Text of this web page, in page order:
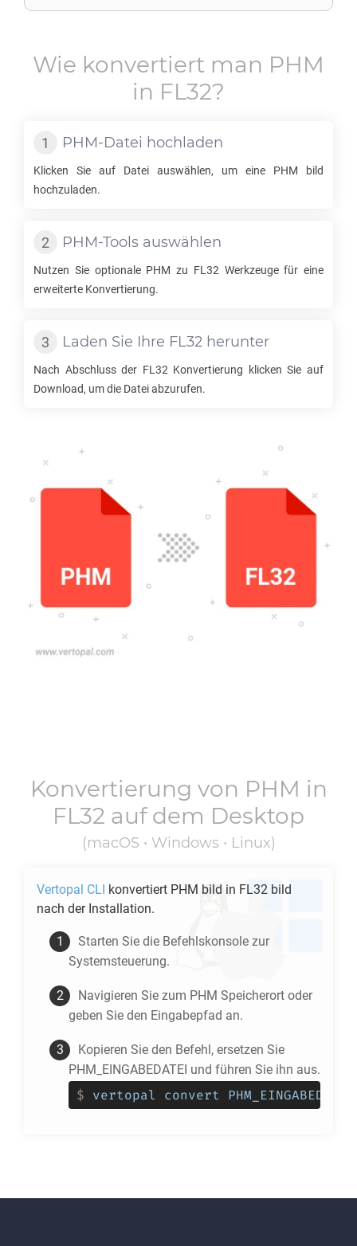
Wie konvertiert man PHM
in FL32?
PHM-Datei hochladen
Klicken Sie auf Datei auswählen, um eine PHM bild
hochzuladen.
PHM-Tools auswählen
Nutzen Sie optionale PHM zu FL32 Werkzeuge für eine
erweiterte Konvertierung.
Laden Sie Ihre FL32 herunter
Nach Abschluss der FL32 Konvertierung klicken Sie auf
Download, um die Datei abzurufen.
Konvertierung von PHM in
FL32 auf dem Desktop
(macOS • Windows • Linux)
Vertopal CLI konvertiert PHM bild in FL32 bild
nach der Installation.
Starten Sie die Befehlskonsole zur
Systemsteuerung.
Navigieren Sie zum PHM Speicherort oder
geben Sie den Eingabepfad an.
Kopieren Sie den Befehl, ersetzen Sie
PHM_EINGABEDATEI und führen Sie ihn aus.
$ vertopal convert